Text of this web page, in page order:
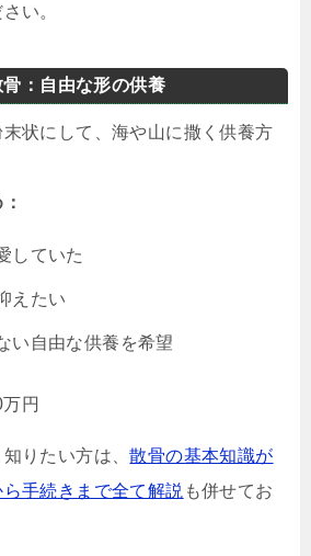
い。
骨：自由な形の供養
状にして、海や山に撒く供養方
していた
えたい
い自由な供養を希望
円
りたい方は、散骨の基本知識が
手続きまで全て解説 も併せてお